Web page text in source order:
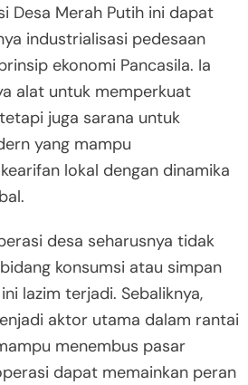
Desa Merah Putih ini dapat
industrialisasi pedesaan
ekonomi Pancasila. Ia
alat untuk memperkuat
juga sarana untuk
yang mampu
lokal dengan dinamika
desa seharusnya tidak
konsumsi atau simpan
lazim terjadi. Sebaliknya,
aktor utama dalam rantai
menembus pasar
dapat memainkan peran